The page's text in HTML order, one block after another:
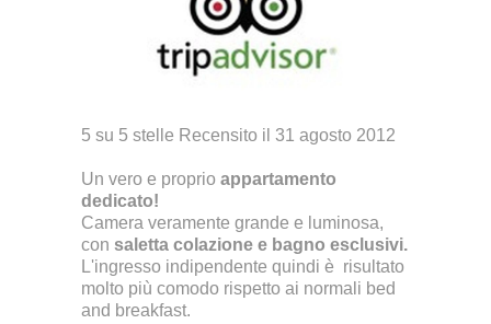
5 su 5 stelle Recensito il 31 agosto 2012
Un vero e proprio appartamento
dedicato!
Camera veramente grande e luminosa,
con saletta colazione e bagno esclusivi.
L'ingresso indipendente quindi è risultato
molto più comodo rispetto ai normali bed
and breakfast.